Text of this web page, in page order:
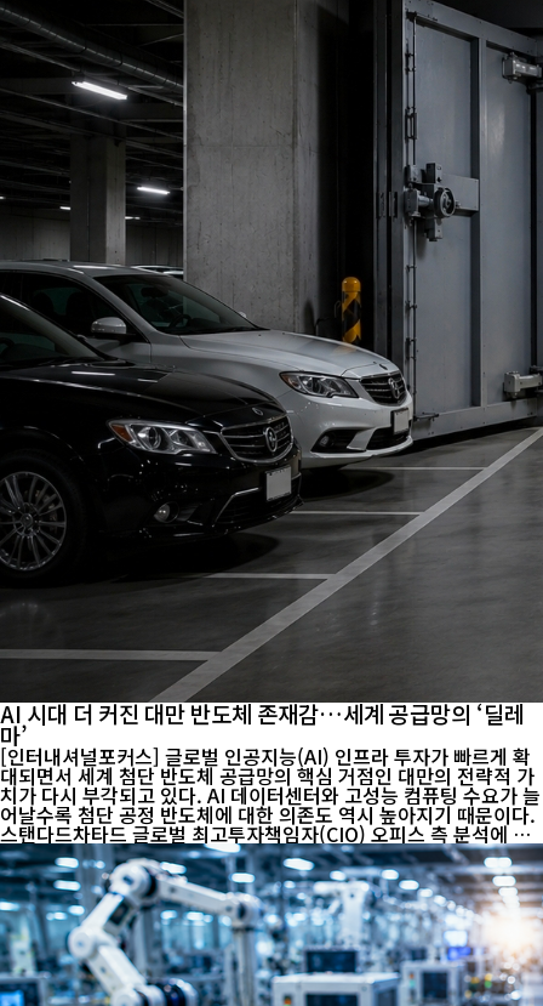
AI 시대 더 커진 대만 반도체 존재감…세계 공급망의 ‘딜레
마’
[인터내셔널포커스] 글로벌 인공지능(AI) 인프라 투자가 빠르게 확
대되면서 세계 첨단 반도체 공급망의 핵심 거점인 대만의 전략적 가
치가 다시 부각되고 있다. AI 데이터센터와 고성능 컴퓨팅 수요가 늘
어날수록 첨단 공정 반도체에 대한 의존도 역시 높아지기 때문이다.
스탠다드차타드 글로벌 최고투자책임자(CIO) 오피스 측 분석에 따
르면 세계 7나노미터(㎚) 이하 첨단 반도체의 90% 이상이 대만에서
생산되고 있다. 다만 첨단 공정의 범위와 조사 기준에 따라 구체적인
비중에는 차이가 있을 수 있다. 핵심은 단순한 생산량보다 최첨단 공
정과 파운드리 분야에서 대만이 구축한 높은 경쟁력이다. 이 같은 경
쟁력은 하루아침에 만들어진 것이 아니다. 대만은 1980년대부터 기
술산업 육성을 본격화했고, 다른 기업이 설계한 반도체를 전문적으
로 생산하는 '파운드리' 모델을 집중적으로 발전시켰다. 이는 세계
반도...